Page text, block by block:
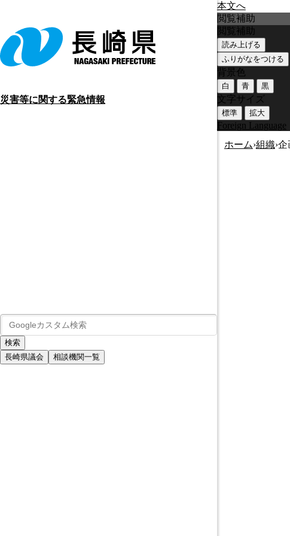
本文へ
災害等に関する緊急情報
長崎県議会 相談機関一覧
閲覧補助
閲覧補助
読み上げる
ふりがなをつける
背景色
白 青 黒
文字サイズ
標準 拡大
Foreign Language
ホーム›組織›企